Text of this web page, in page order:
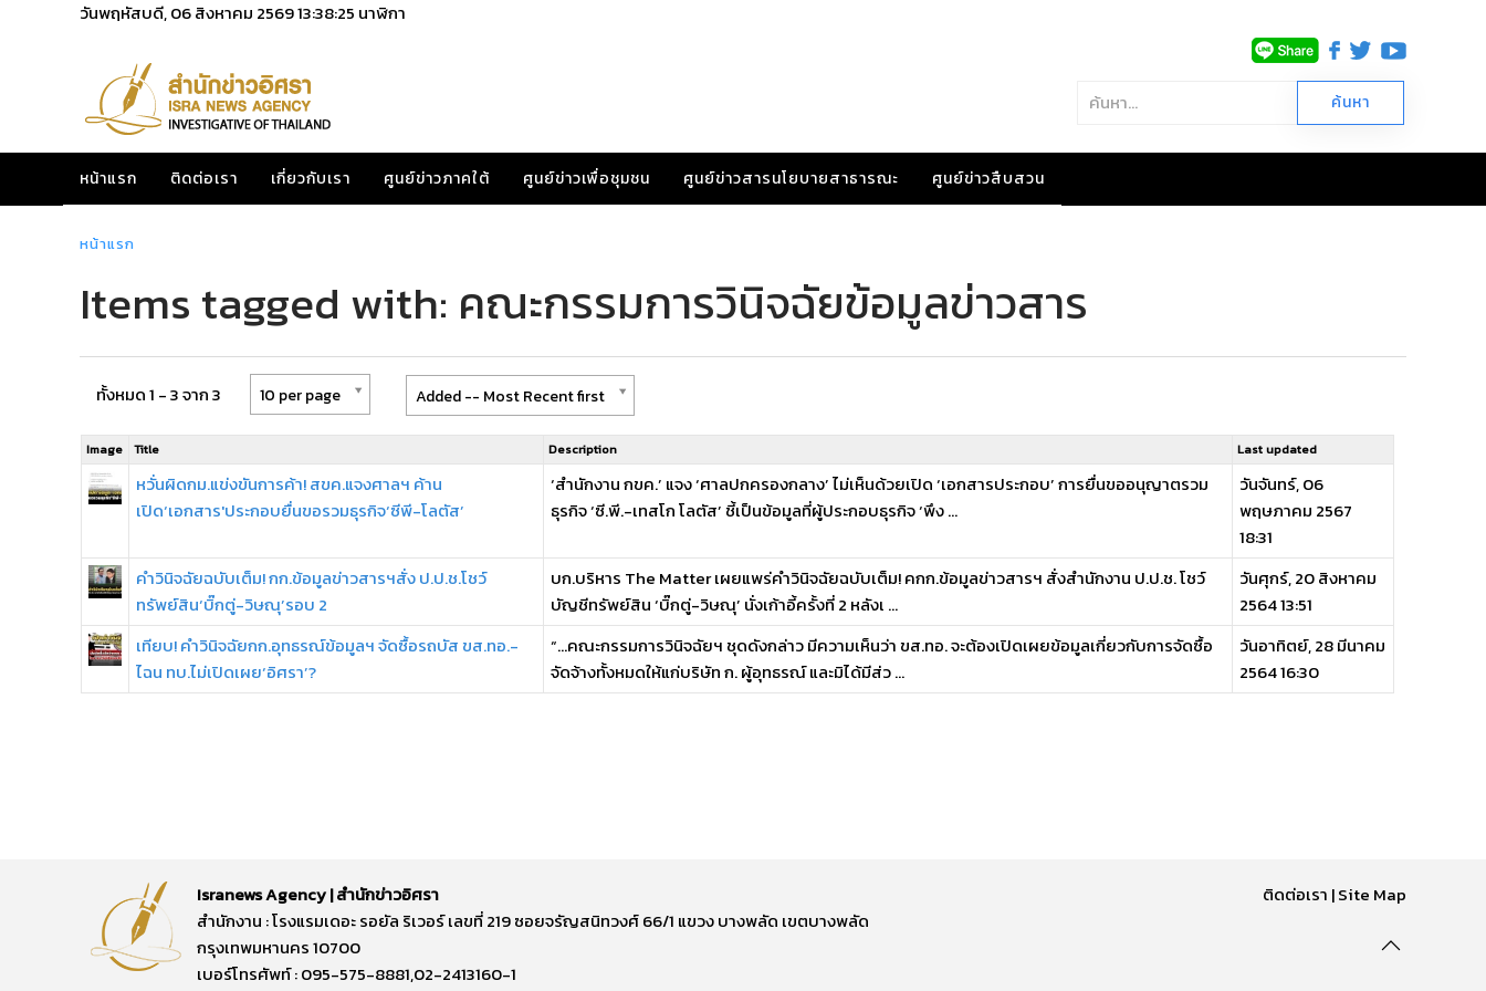
วันพฤหัสบดี, 06 สิงหาคม 256913:38:25 นาฬิกา
หน้าแรก ติดต่อเรา เกี่ยวกับเรา ศูนย์ข่าวภาคใต้ ศูนย์ข่าวเพื่อชุมชน ศูนย์ข่าวสารนโยบายสาธารณะ ศูนย์ข่าวสืบสวน
หน้าแรก
Items tagged with: คณะกรรมการวินิจฉัยข้อมูลข่าวสาร
ทั้งหมด 1 - 3 จาก 3 10 per page Added -- Most Recent first
Image Title Description Last updated
หวั่นผิดกม.แข่งขันการค้า! สขค.แจงศาลฯ ค้าน
เปิด‘เอกสาร'ประกอบยื่นขอรวมธุรกิจ‘ซีพี-โลตัส’
‘สำนักงาน กขค.’ แจง ‘ศาลปกครองกลาง’ ไม่เห็นด้วยเปิด ‘เอกสารประกอบ’ การยื่นขออนุญาตรวม
ธุรกิจ ‘ซี.พี.-เทสโก โลตัส’ ชี้เป็นข้อมูลที่ผู้ประกอบธุรกิจ ‘พึง ...
วันจันทร์, 06
พฤษภาคม 2567
18:31
คำวินิจฉัยฉบับเต็ม! กก.ข้อมูลข่าวสารฯสั่ง ป.ป.ช.โชว์
ทรัพย์สิน‘บิ๊กตู่-วิษณุ’รอบ 2
บก.บริหาร The Matter เผยแพร่คำวินิจฉัยฉบับเต็ม! คกก.ข้อมูลข่าวสารฯ สั่งสำนักงาน ป.ป.ช. โชว์
บัญชีทรัพย์สิน ‘บิ๊กตู่-วิษณุ’ นั่งเก้าอี้ครั้งที่ 2 หลังเ ...
วันศุกร์, 20 สิงหาคม
2564 13:51
เทียบ! คำวินิจฉัยกก.อุทธรณ์ข้อมูลฯ จัดซื้อรถบัส ขส.ทอ.-
ไฉน ทบ.ไม่เปิดเผย‘อิศรา’?
“...คณะกรรมการวินิจฉัยฯ ชุดดังกล่าว มีความเห็นว่า ขส.ทอ. จะต้องเปิดเผยข้อมูลเกี่ยวกับการจัดซื้อ
จัดจ้างทั้งหมดให้แก่บริษัท ก. ผู้อุทธรณ์ และมิได้มีส่ว ...
วันอาทิตย์, 28 มีนาคม
2564 16:30
Isranews Agency | สำนักข่าวอิศรา
สำนักงาน : โรงแรมเดอะ รอยัล ริเวอร์ เลขที่ 219 ซอยจรัญสนิทวงศ์ 66/1 แขวง บางพลัด เขตบางพลัด
กรุงเทพมหานคร 10700
เบอร์โทรศัพท์ : 095-575-8881,02-2413160-1
ติดต่อเรา |Site Map